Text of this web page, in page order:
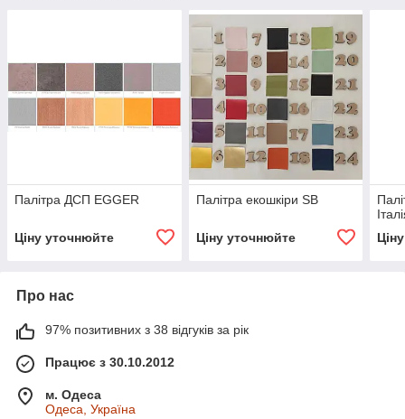
Палітра ДСП EGGER
Ціну уточнюйте
Палітра екошкіри SB
Ціну уточнюйте
Про нас
97% позитивних з 38 відгуків за рік
Працює з 30.10.2012
м. Одеса
Одеса, Україна